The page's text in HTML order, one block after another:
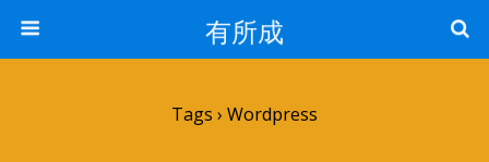
有所成
Tags › Wordpress